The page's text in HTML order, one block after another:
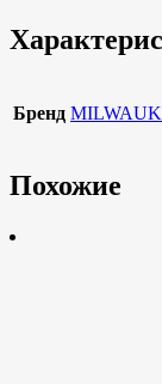
Бренд
Похожие